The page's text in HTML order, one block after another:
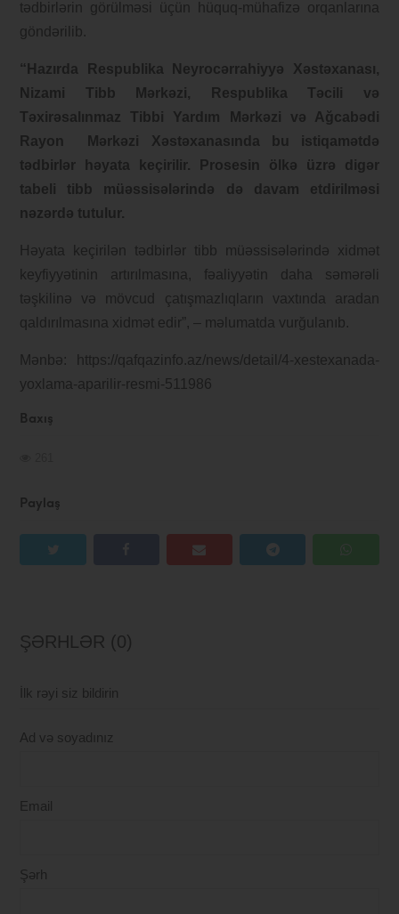
Baxış
Paylaş
tədbirlərin görülməsi üçün hüquq-mühafizə orqanlarına
göndərilib.
“Hazırda Respublika Neyrocərrahiyyə Xəstəxanası,
Nizami Tibb Mərkəzi, Respublika Təcili və
Təxirəsalınmaz Tibbi Yardım Mərkəzi və Ağcabədi
Rayon Mərkəzi Xəstəxanasında bu istiqamətdə
tədbirlər həyata keçirilir. Prosesin ölkə üzrə digər
tabeli tibb müəssisələrində də davam etdirilməsi
nəzərdə tutulur.
Həyata keçirilən tədbirlər tibb müəssisələrində xidmət
keyfiyyətinin artırılmasına, fəaliyyətin daha səmərəli
təşkilinə və mövcud çatışmazlıqların vaxtında aradan
qaldırılmasına xidmət edir”, – məlumatda vurğulanıb.
Mənbə: https://qafqazinfo.az/news/detail/4-xestexanada-
yoxlama-aparilir-resmi-511986
ŞƏRHLƏR (0)
İlk rəyi siz bildirin
Ad və soyadınız
Email
Şərh